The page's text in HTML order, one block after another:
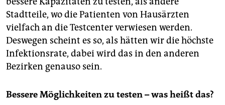
Stadtteile, wo die Patienten von Hausärzten
vielfach an die Testcenter verwiesen werden.
Deswegen scheint es so, als hätten wir die höchste
Infektionsrate, dabei wird das in den anderen
Bezirken genauso sein.
Bessere Möglichkeiten zu testen – was heißt das?